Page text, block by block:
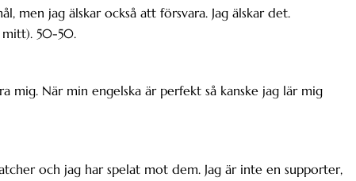
men jag älskar också att försvara. Jag älskar det.
mitt). 50-50.
mig. När min engelska är perfekt så kanske jag lär mig
och jag har spelat mot dem. Jag är inte en supporter,